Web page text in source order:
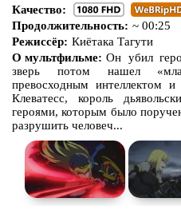
Качество:
Продолжительность: ~ 00:25
Режиссёр: Киётака Тагути
О мультфильме: Он убил
зверь потом нашел
превосходным интеллектом
Клеватесс, король
героями, которым было
разрушить человеч...